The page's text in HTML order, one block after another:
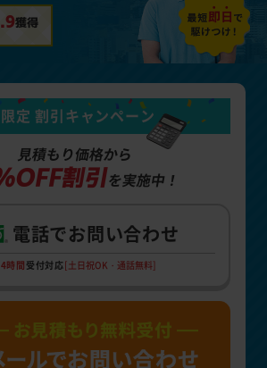
獲得
定 割引キャンペーン
見積もり価格から
割引を実施中！
電話でお問い合わせ
時間 受付対応 [土日祝OK・通話無料]